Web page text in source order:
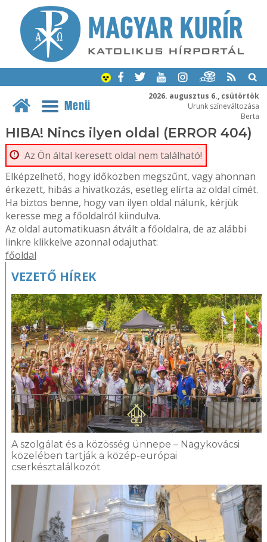
2026. augusztus 6., csütörtök
Urunk színeváltozása
Berta
Menü
HIBA! Nincs ilyen oldal (ERROR 404)
Az Ön által keresett oldal nem található!
Elképzelhető, hogy időközben megszűnt, vagy ahonnan
érkezett, hibás a hivatkozás, esetleg elírta az oldal címét.
Ha biztos benne, hogy van ilyen oldal nálunk, kérjük
keresse meg a főoldalról kiindulva.
Az oldal automatikuasn átvált a főoldalra, de az alábbi
linkre klikkelve azonnal odajuthat:
főoldal
VEZETŐ HÍREK
A szolgálat és a közösség ünnepe – Nagykovácsi
közelében tartják a közép-európai
cserkésztalálkozót